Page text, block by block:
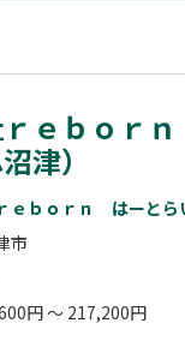
ｅｂｏｒ
津）
ｅｂｏｒｎ はーとら
市
円 ～ 217,200円